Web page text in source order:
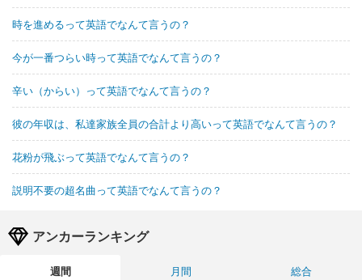
時を進めるって英語でなんて言うの？
今が一番つらい時って英語でなんて言うの？
辛い（からい）って英語でなんて言うの？
彼の年収は、私達家族全員の合計より高いって英語でなんて言うの？
花粉が飛ぶって英語でなんて言うの？
説明不要の超名曲って英語でなんて言うの？
アンカーランキング
週間 月間
総合